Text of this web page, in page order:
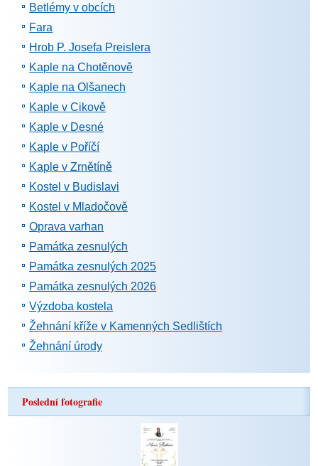
Betlémy v obcích
Fara
Hrob P. Josefa Preislera
Kaple na Chotěnově
Kaple na Olšanech
Kaple v Cikově
Kaple v Desné
Kaple v Poříčí
Kaple v Zrnětíně
Kostel v Budislavi
Kostel v Mladočově
Oprava varhan
Památka zesnulých
Památka zesnulých 2025
Památka zesnulých 2026
Výzdoba kostela
Žehnání kříže v Kamenných Sedlištích
Žehnání úrody
Poslední fotografie